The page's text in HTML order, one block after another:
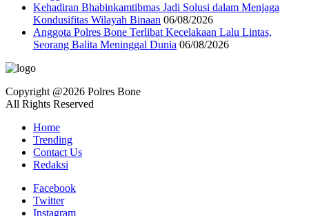
Kehadiran Bhabinkamtibmas Jadi Solusi dalam Menjaga
Kondusifitas Wilayah Binaan 06/08/2026
Anggota Polres Bone Terlibat Kecelakaan Lalu Lintas,
Seorang Balita Meninggal Dunia 06/08/2026
Copyright @2026 Polres Bone
All Rights Reserved
Home
Trending
Contact Us
Redaksi
Facebook
Twitter
Instagram